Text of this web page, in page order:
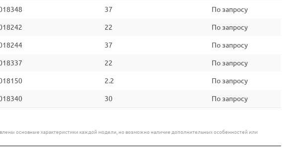
37 По запросу
22 По запросу
37 По запросу
22 По запросу
2.2 По запросу
30 По запросу
основные характеристики каждой модели, но возможно наличие дополнительных особенностей или